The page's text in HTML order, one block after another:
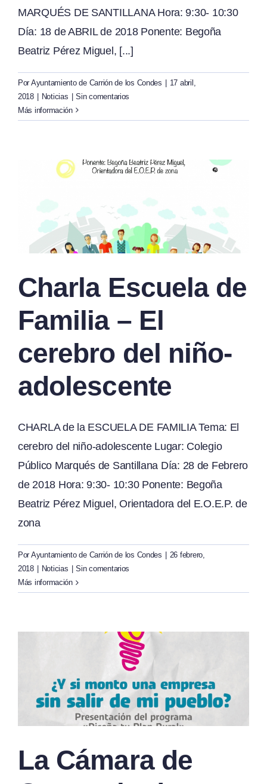
MARQUÉS DE SANTILLANA Hora: 9:30- 10:30
Día: 18 de ABRIL de 2018 Ponente: Begoña
Beatriz Pérez Miguel, [...]
Por Ayuntamiento de Carrión de los Condes | 17 abril,
2018 | Noticias | Sin comentarios
Más información
Charla Escuela de
Familia – El
cerebro del niño-
adolescente
CHARLA de la ESCUELA DE FAMILIA Tema: El
cerebro del niño-adolescente Lugar: Colegio
Público Marqués de Santillana Día: 28 de Febrero
de 2018 Hora: 9:30- 10:30 Ponente: Begoña
Beatriz Pérez Miguel, Orientadora del E.O.E.P. de
zona
Por Ayuntamiento de Carrión de los Condes
26 febrero,
2018
Noticias
Sin comentarios
Más información
La Cámara de